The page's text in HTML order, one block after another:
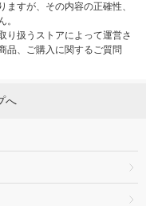
すが、その内容の正確性、
。
り扱うストアによって運営さ
品、ご購入に関するご質問
へ